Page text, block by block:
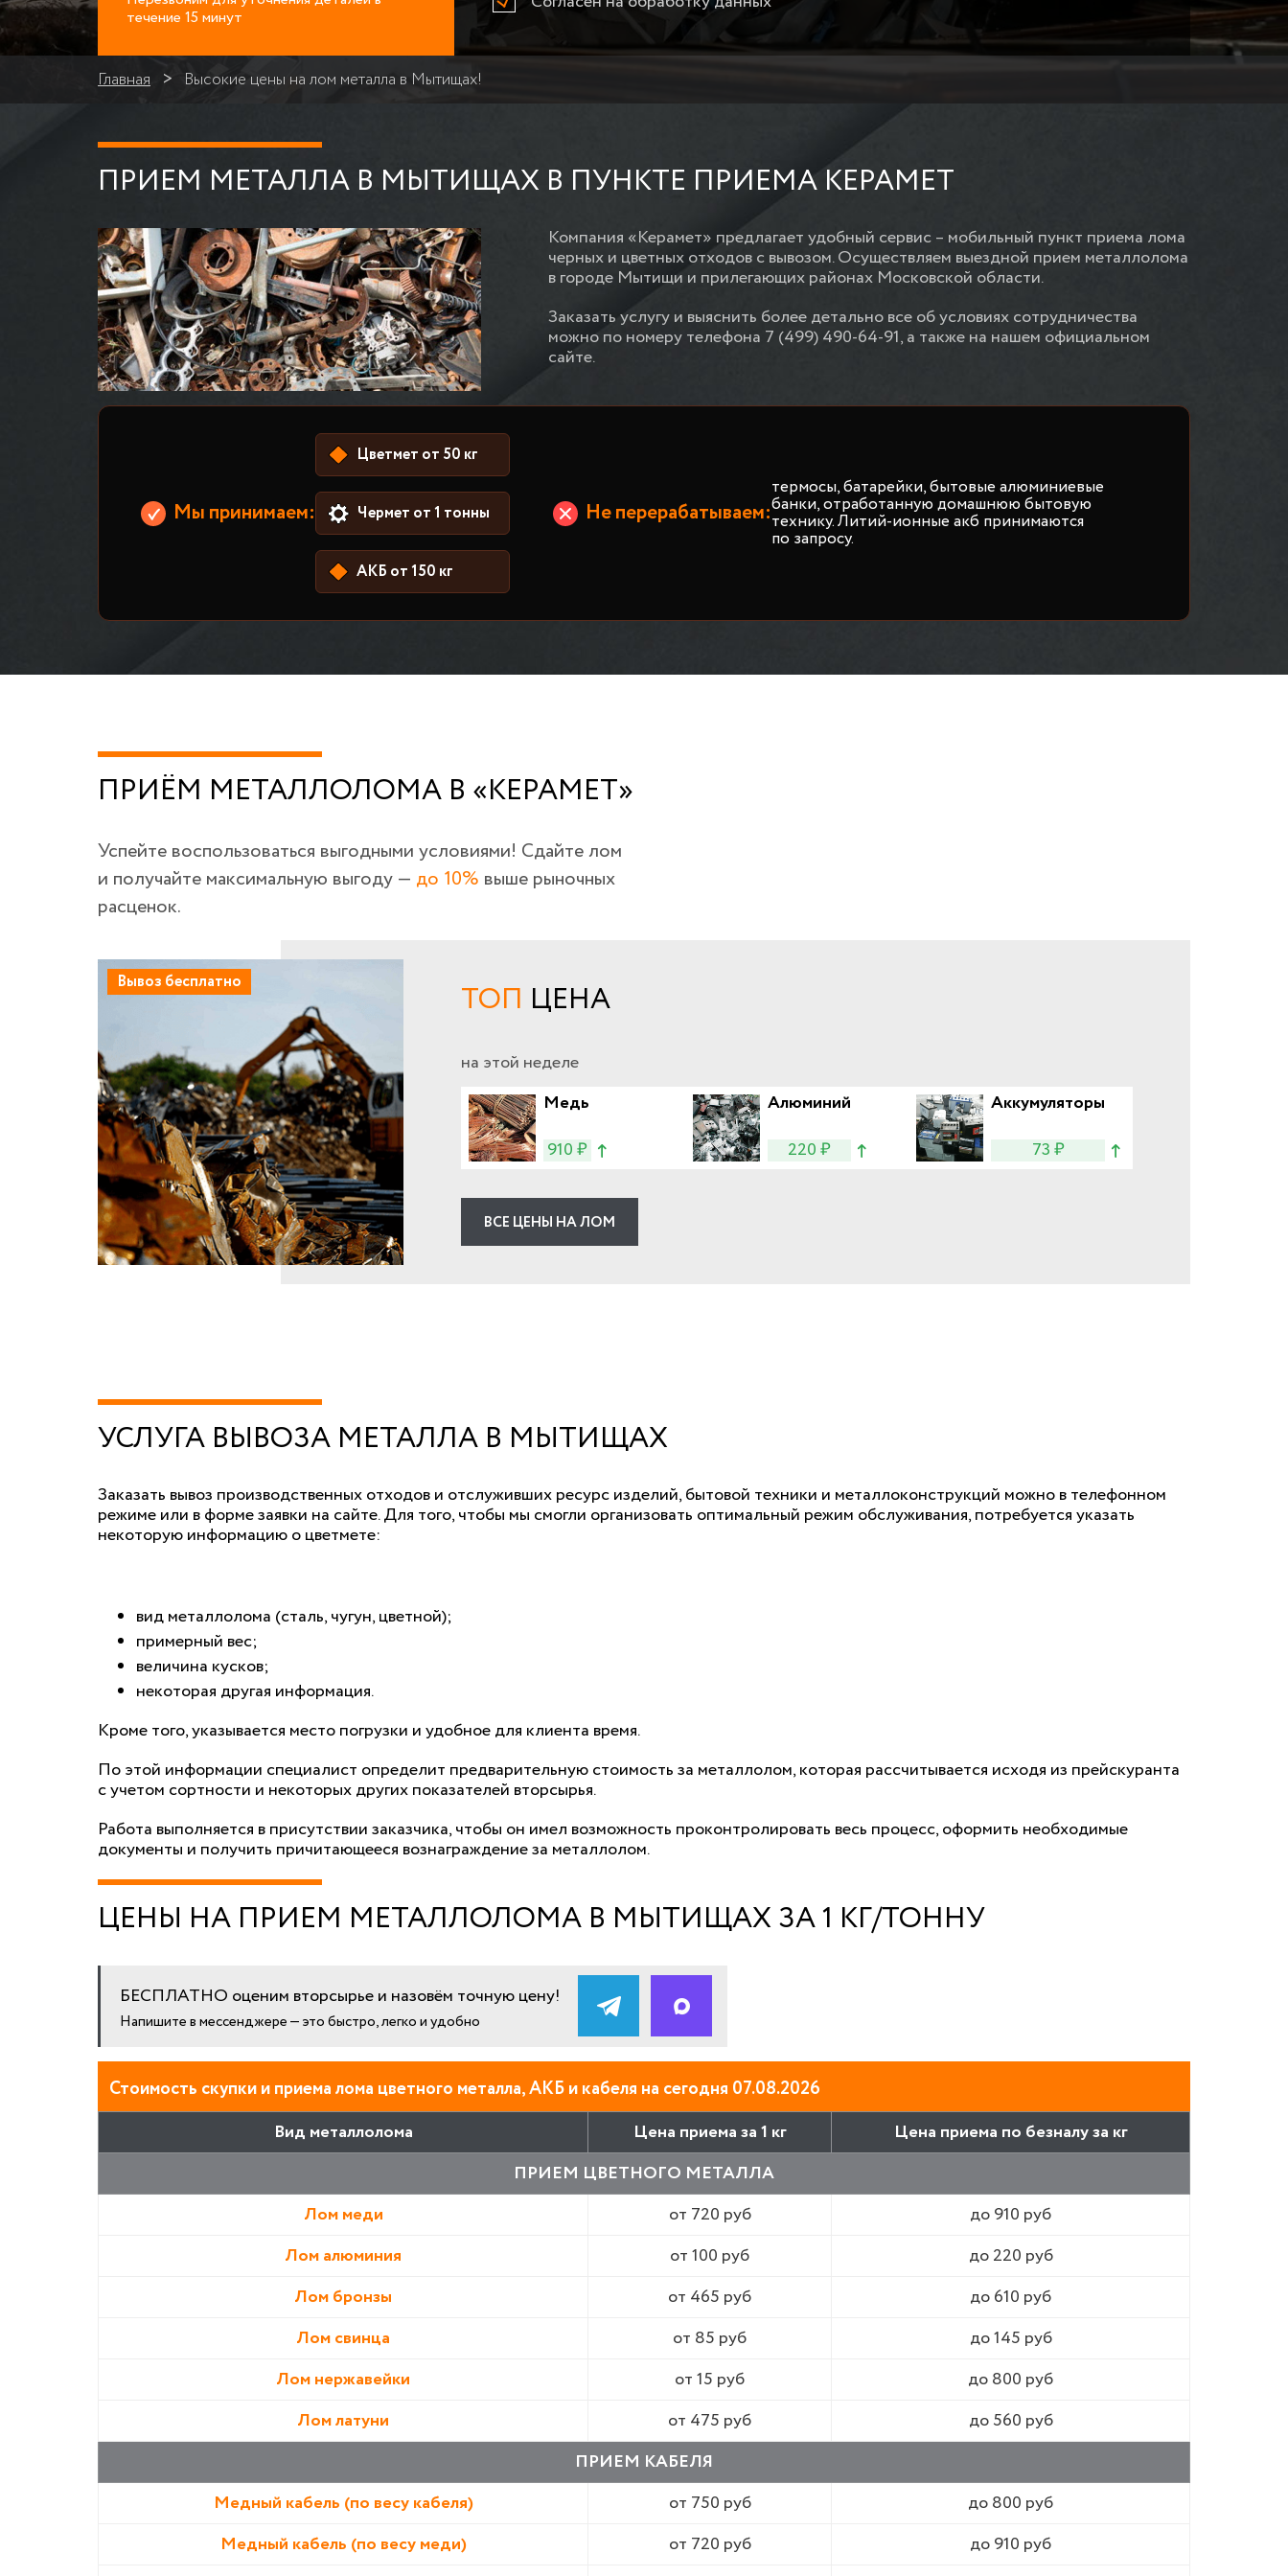
течение 15 минут
Главная Высокие цены на лом металла в Мытищах!
ПРИЕМ МЕТАЛЛА В МЫТИЩАХ В ПУНКТЕ ПРИЕМА КЕРАМЕТ
Компания «Керамет» предлагает удобный сервис – мобильный пункт приема лома
черных и цветных отходов с вывозом. Осуществляем выездной прием металлолома
в городе Мытищи и прилегающих районах Московской области.
Заказать услугу и выяснить более детально все об условиях сотрудничества
можно по номеру телефона 7 (499) 490-64-91, а также на нашем официальном
сайте.
Мы принимаем:
Цветмет от 50 кг
Чермет от 1 тонны
АКБ от 150 кг
Не перерабатываем:
термосы, батарейки, бытовые алюминиевые
банки, отработанную домашнюю бытовую
технику. Литий-ионные акб принимаются
по запросу.
ПРИЁМ МЕТАЛЛОЛОМА В «КЕРАМЕТ»
Успейте воспользоваться выгодными условиями! Сдайте лом
и получайте максимальную выгоду — до 10% выше рыночных
расценок.
Вывоз бесплатно ТОП ЦЕНА
на этой неделе
Медь
910 ₽
Алюминий
220 ₽
Аккумуляторы
73 ₽
ВСЕ ЦЕНЫ НА ЛОМ
УСЛУГА ВЫВОЗА МЕТАЛЛА В МЫТИЩАХ
Заказать вывоз производственных отходов и отслуживших ресурс изделий, бытовой техники и металлоконструкций можно в телефонном
режиме или в форме заявки на сайте. Для того, чтобы мы смогли организовать оптимальный режим обслуживания, потребуется указать
некоторую информацию о цветмете:
вид металлолома (сталь, чугун, цветной);
примерный вес;
величина кусков;
некоторая другая информация.
Кроме того, указывается место погрузки и удобное для клиента время.
По этой информации специалист определит предварительную стоимость за металлолом, которая рассчитывается исходя из прейскуранта
с учетом сортности и некоторых других показателей вторсырья.
Работа выполняется в присутствии заказчика, чтобы он имел возможность проконтролировать весь процесс, оформить необходимые
документы и получить причитающееся вознаграждение за металлолом.
ЦЕНЫ НА ПРИЕМ МЕТАЛЛОЛОМА В МЫТИЩАХ ЗА 1 КГ/ТОННУ
БЕСПЛАТНО оценим вторсырье и назовём точную цену!
Напишите в мессенджере — это быстро, легко и удобно
Стоимость скупки и приема лома цветного металла, АКБ и кабеля на сегодня 07.08.2026
Вид металлолома Цена приема за 1 кг
Цена приема по безналу за кг
ПРИЕМ ЦВЕТНОГО МЕТАЛЛА
Лом меди
от 720 руб
до 910 руб
Лом алюминия
от 100 руб
до 220 руб
Лом бронзы
от 465 руб
до 610 руб
Лом свинца
от 85 руб
до 145 руб
Лом нержавейки
от 15 руб
до 800 руб
Лом латуни
от 475 руб
до 560 руб
ПРИЕМ КАБЕЛЯ
Медный кабель (по весу кабеля)
от 750 руб
до 800 руб
Медный кабель (по весу меди)
от 720 руб
до 910 руб